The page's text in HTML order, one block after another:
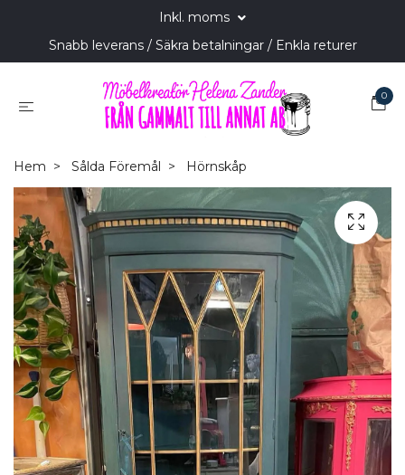
Inkl. moms
Snabb leverans / Säkra betalningar / Enkla returer
0
Hem Sålda Föremål Hörnskåp